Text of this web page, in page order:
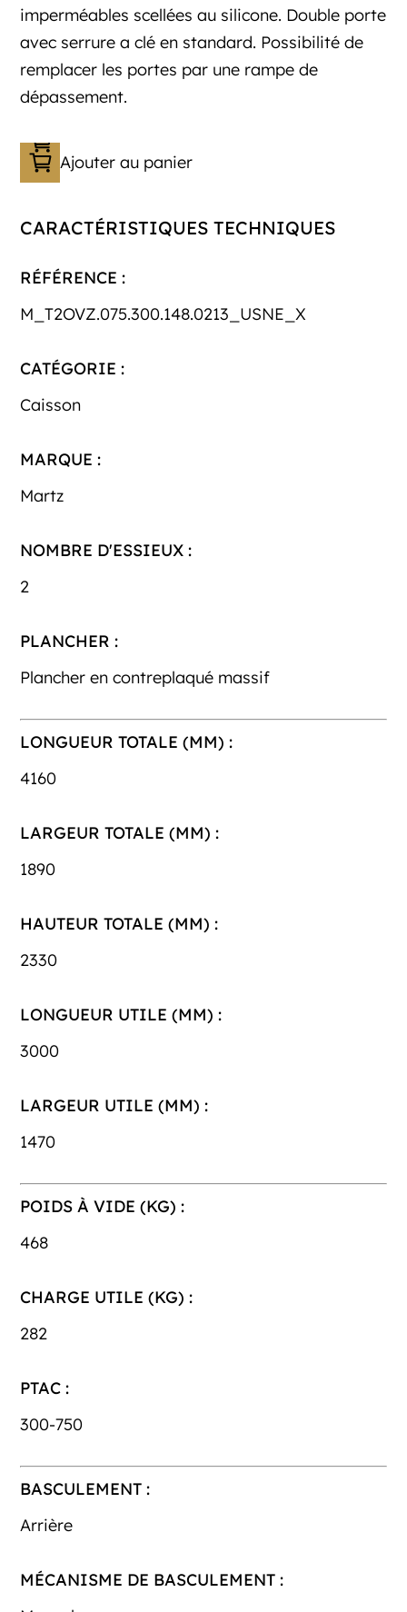
imperméables scellées au silicone. Double porte
avec serrure a clé en standard. Possibilité de
remplacer les portes par une rampe de
dépassement.
Ajouter au panier
CARACTÉRISTIQUES TECHNIQUES
RÉFÉRENCE :
M_T2OVZ.075.300.148.0213_USNE_X
CATÉGORIE :
Caisson
MARQUE :
Martz
NOMBRE D'ESSIEUX :
2
PLANCHER :
Plancher en contreplaqué massif
LONGUEUR TOTALE (MM) :
4160
LARGEUR TOTALE (MM) :
1890
HAUTEUR TOTALE (MM) :
2330
LONGUEUR UTILE (MM) :
3000
LARGEUR UTILE (MM) :
1470
POIDS À VIDE (KG) :
468
CHARGE UTILE (KG) :
282
PTAC :
300-750
BASCULEMENT :
Arrière
MÉCANISME DE BASCULEMENT :